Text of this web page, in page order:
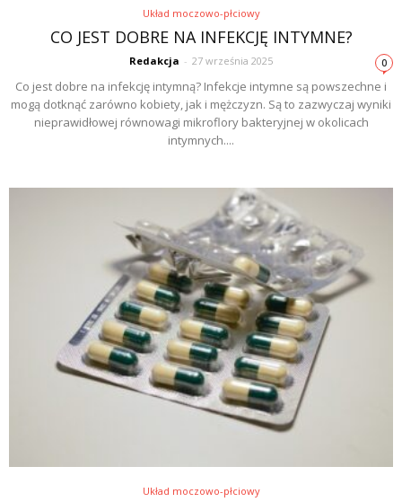
Układ moczowo-płciowy
CO JEST DOBRE NA INFEKCJĘ INTYMNE?
Redakcja - 27 września 2025 0
Co jest dobre na infekcję intymną? Infekcje intymne są powszechne i
mogą dotknąć zarówno kobiety, jak i mężczyzn. Są to zazwyczaj wyniki
nieprawidłowej równowagi mikroflory bakteryjnej w okolicach
intymnych....
Układ moczowo-płciowy